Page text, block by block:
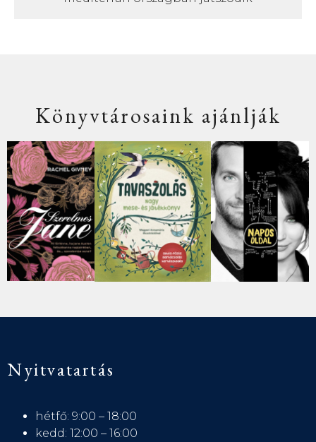
Könyvtárosaink ajánlják
Nyitvatartás
hétfő: 9:00 – 18:00
kedd: 12:00 – 16:00